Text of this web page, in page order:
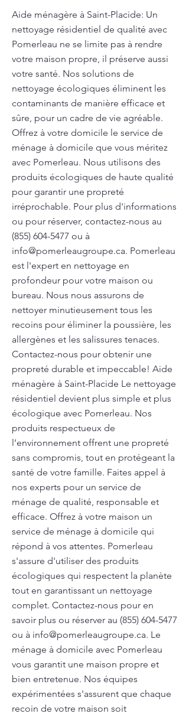
Aide ménagère à Saint-Placide: Un
nettoyage résidentiel de qualité avec
Pomerleau ne se limite pas à rendre
votre maison propre, il préserve aussi
votre santé. Nos solutions de
nettoyage écologiques éliminent les
contaminants de manière efficace et
sûre, pour un cadre de vie agréable.
Offrez à votre domicile le service de
ménage à domicile que vous méritez
avec Pomerleau. Nous utilisons des
produits écologiques de haute qualité
pour garantir une propreté
irréprochable. Pour plus d'informations
ou pour réserver, contactez-nous au
(855) 604-5477 ou à
info@pomerleaugroupe.ca. Pomerleau
est l'expert en nettoyage en
profondeur pour votre maison ou
bureau. Nous nous assurons de
nettoyer minutieusement tous les
recoins pour éliminer la poussière, les
allergènes et les salissures tenaces.
Contactez-nous pour obtenir une
propreté durable et impeccable! Aide
ménagère à Saint-Placide Le nettoyage
résidentiel devient plus simple et plus
écologique avec Pomerleau. Nos
produits respectueux de
l’environnement offrent une propreté
sans compromis, tout en protégeant la
santé de votre famille. Faites appel à
nos experts pour un service de
ménage de qualité, responsable et
efficace. Offrez à votre maison un
service de ménage à domicile qui
répond à vos attentes. Pomerleau
s'assure d'utiliser des produits
écologiques qui respectent la planète
tout en garantissant un nettoyage
complet. Contactez-nous pour en
savoir plus ou réserver au (855) 604-5477
ou à info@pomerleaugroupe.ca. Le
ménage à domicile avec Pomerleau
vous garantit une maison propre et
bien entretenue. Nos équipes
expérimentées s'assurent que chaque
recoin de votre maison soit